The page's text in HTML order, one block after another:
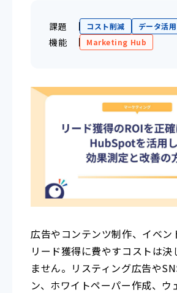
課題 コスト削減 データ活用
機能 Marketing Hub
広告やコンテンツ制作、イベン
リード獲得に費やすコストは決
ません。リスティング広告や
ン、ホワイトペーパー作成、ウ